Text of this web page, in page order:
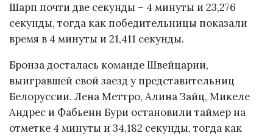
Шарп почти две секунды – 4 минуты и 23,276
секунды, тогда как победительницы показали
время в 4 минуты и 21,411 секунды.
Бронза досталась команде Швейцарии,
выигравшей свой заезд у представительниц
Белоруссии. Лена Меттро, Алина Зайц, Микеле
Андрес и Фабьенн Бури остановили таймер на
отметке 4 минуты и 34,182 секунды, тогда как